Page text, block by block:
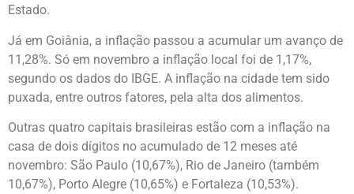
Estado.
Já em Goiânia, a inflação passou a acumular um avanço de
11,28%. Só em novembro a inflação local foi de 1,17%,
segundo os dados do IBGE. A inflação na cidade tem sido
puxada, entre outros fatores, pela alta dos alimentos.
Outras quatro capitais brasileiras estão com a inflação na
casa de dois dígitos no acumulado de 12 meses até
novembro: São Paulo (10,67%), Rio de Janeiro (também
10,67%), Porto Alegre (10,65%) e Fortaleza (10,53%).